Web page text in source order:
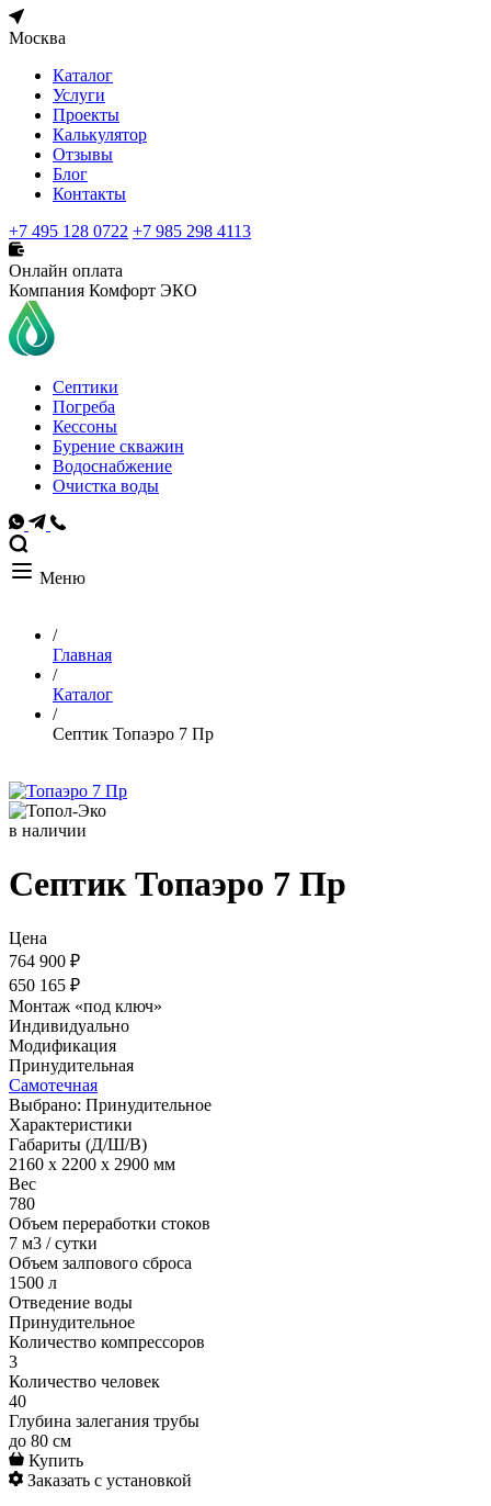
Москва
Каталог
Услуги
Проекты
Калькулятор
Отзывы
Блог
Контакты
+7 495 128 0722 +7 985 298 4113
Онлайн оплата
Компания Комфорт ЭКО
Септики
Погреба
Кессоны
Бурение скважин
Водоснабжение
Очистка воды
Меню
/
Главная
/
Каталог
/
Септик Топаэро 7 Пр
в наличии
Септик Топаэро 7 Пр
Цена
764 900 ₽
650 165 ₽
Монтаж «под ключ»
Индивидуально
Модификация
Принудительная
Самотечная
Выбрано: Принудительное
Характеристики
Габариты (Д/Ш/В)
2160 x 2200 x 2900 мм
Вес
780
Объем переработки стоков
7 м3 / сутки
Объем залпового сброса
1500 л
Отведение воды
Принудительное
Количество компрессоров
3
Количество человек
40
Глубина залегания трубы
до 80 см
Купить
Заказать с установкой